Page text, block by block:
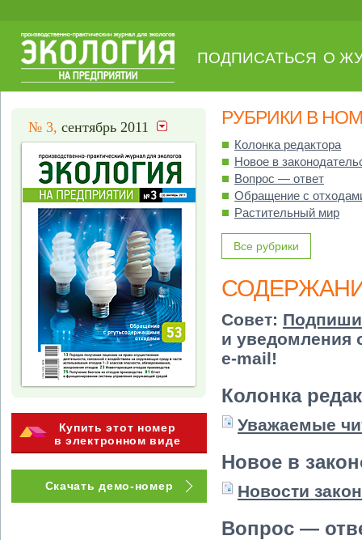
ПОДПИСАТЬСЯ О
№ 3, сентябрь 2011
Купить этот номер
в электронном виде
Скачать демо-номер
РУБРИКИ В
Колонка редактора
Новое в
Вопрос — ответ
Обращение с
Растительный мир
Все рубрики
Совет:
и уведомления
e-mail!
Колонка
Уважаемые
Новое в
Новости
Вопрос —